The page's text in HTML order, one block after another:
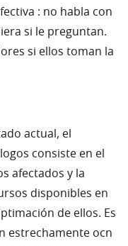
: no habla con
si le preguntan.
si ellos toman la
actual, el
consiste en el
afectados y la
disponibles en
de ellos. Es
estrechamente ocn